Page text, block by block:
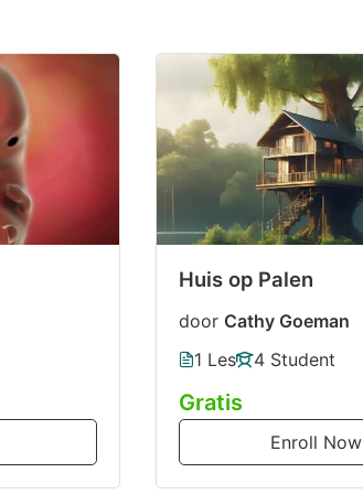
Huis op Palen
door Cathy Goeman
1 Les
4 Student
Gratis
Enroll Now